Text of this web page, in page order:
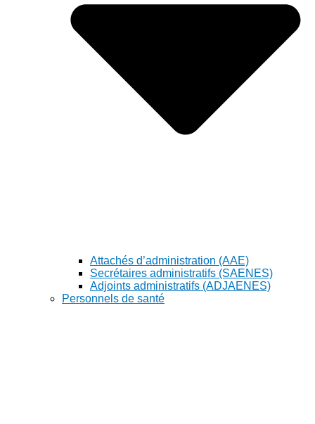
Attachés d’administration (AAE)
Secrétaires administratifs (SAENES)
Adjoints administratifs (ADJAENES)
Personnels de santé